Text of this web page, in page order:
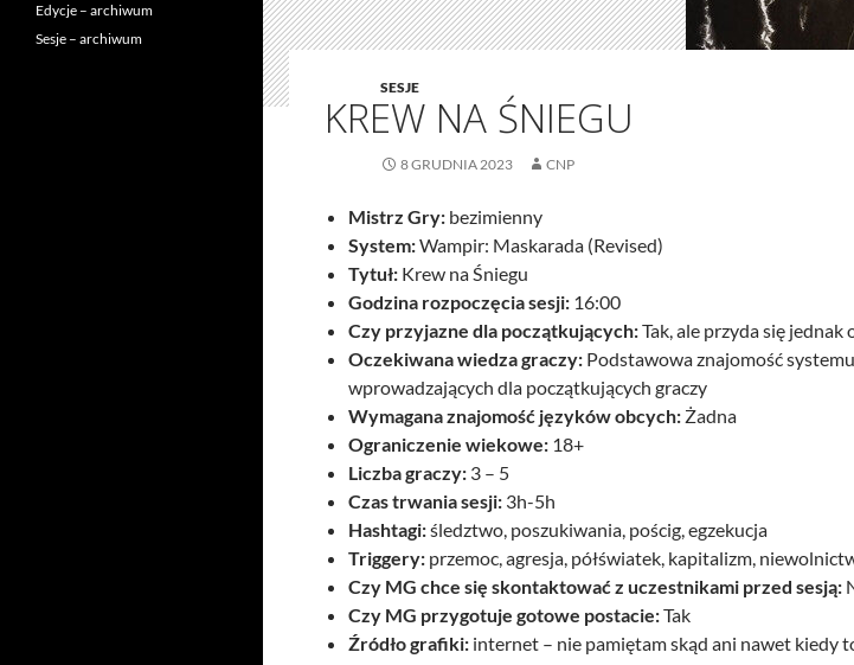
SESJE
KREW NA ŚNIEGU
8 GRUDNIA 2023 CNP
Mistrz Gry:bezimienny
System:Wampir: Maskarada (Revised)
Tytuł:Krew na Śniegu
Godzina rozpoczęcia sesji: 16:00
Czy przyjazne dla początkujących:Tak, ale przyda się
Oczekiwana wiedza graczy:Podstawowa znajomość
wprowadzających dla początkujących graczy
Wymagana znajomość języków obcych:Żadna
Ograniczenie wiekowe:18+
Liczba graczy:3 – 5
Czas trwania sesji:3h-5h
Hashtagi:śledztwo, poszukiwania, pościg, egzekucja
Triggery:przemoc, agresja, półświatek, kapitalizm,
Czy MG chce się skontaktować z uczestnikami przed sesją:
Czy MG przygotuje gotowe postacie:Tak
Źródło grafiki:internet – nie pamiętam skąd ani nawet kiedy
Edycje – archiwum
Sesje – archiwum